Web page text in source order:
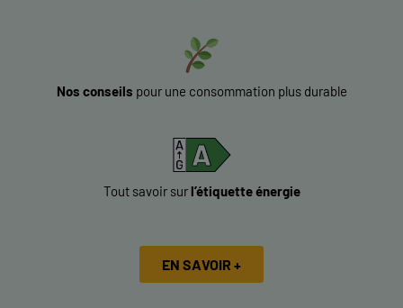
Nos conseils pour une consommation plus durable
Tout savoir surl’étiquette énergie
EN SAVOIR +